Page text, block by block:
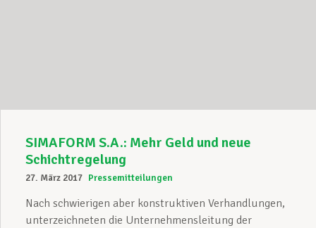
SIMAFORM S.A.: Mehr Geld und neue
Schichtregelung
27. März 2017 Pressemitteilungen
Nach schwierigen aber konstruktiven Verhandlungen,
unterzeichneten die Unternehmensleitung der